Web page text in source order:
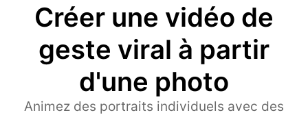
Créer une vidéo de
geste viral à partir
d'une photo
Animez des portraits individuels avec des